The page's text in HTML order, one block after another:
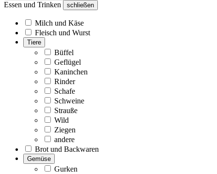
Essen und Trinken schließen
Milch und Käse
Fleisch und Wurst
Tiere
Büffel
Geflügel
Kaninchen
Rinder
Schafe
Schweine
Strauße
Wild
Ziegen
andere
Brot und Backwaren
Gemüse
Gurken